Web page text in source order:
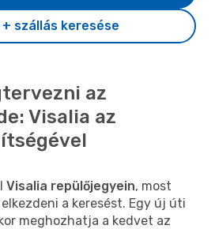
+ szállás keresése
az
Visalia az
Visalia repülőjegyein, most
a keresést. Egy új úti
meghozhatja a kedvet az